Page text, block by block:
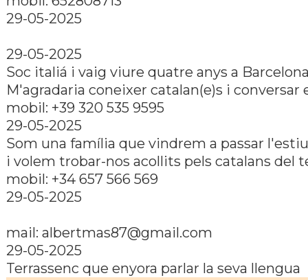
29-05-2025
29-05-2025
Soc italiá i vaig viure quatre anys a
M'agradaria coneixer catalan(e)s i conversar
mobil: +39 320 535 9595
29-05-2025
Som una família que vindrem a passar
i volem trobar-nos acollits pels catalans del
mobil: +34 657 566 569
29-05-2025
mail: albertmas87@gmail.com
29-05-2025
Terrassenc que enyora parlar la seva llengua